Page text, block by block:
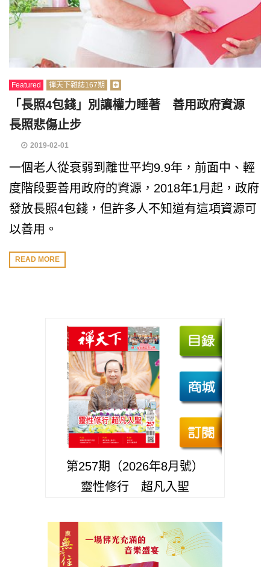
Featured 禪天下雜誌167期
「長照4包錢」別讓權力睡著 善用政府資源
長照悲傷止步
2019-02-01
一個老人從衰弱到離世平均9.9年，前面中、輕
度階段要善用政府的資源，2018年1月起，政府
發放長照4包錢，但許多人不知道有這項資源可
以善用。
READ MORE
第257期（2026年8月號）
靈性修行 超凡入聖